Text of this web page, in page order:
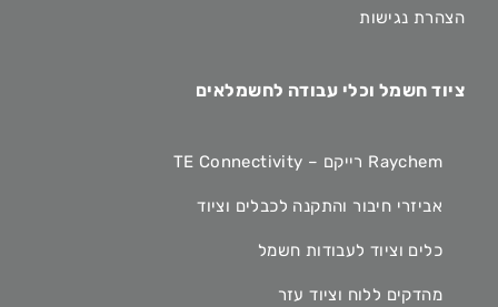
הצהרת נגישות
ציוד חשמל וכלי עבודה לחשמלאים
Raychem רייקם – TE Connectivity
אביזרי חיבור והתקנה לכבלים וציוד
כלים וציוד לעבודות חשמל
מהדקים ללוח וציוד עזר